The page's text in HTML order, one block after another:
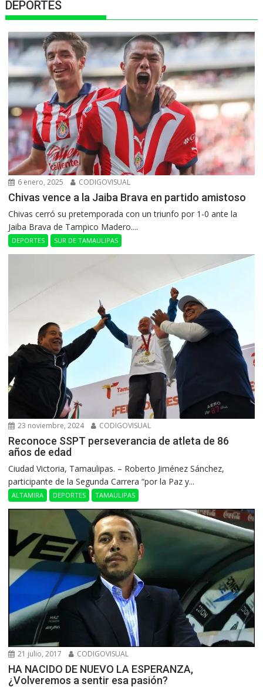
DEPORTES
6 enero, 2025 CODIGOVISUAL
Chivas vence a la Jaiba Brava en partido amistoso
Chivas cerró su pretemporada con un triunfo por 1-0 ante la
Jaiba Brava de Tampico Madero....
DEPORTES SUR DE TAMAULIPAS
23 noviembre, 2024 CODIGOVISUAL
Reconoce SSPT perseverancia de atleta de 86
años de edad
Ciudad Victoria, Tamaulipas. – Roberto Jiménez Sánchez,
participante de la Segunda Carrera “por la Paz y...
ALTAMIRA DEPORTES TAMAULIPAS
21 julio, 2017 CODIGOVISUAL
HA NACIDO DE NUEVO LA ESPERANZA,
¿Volveremos a sentir esa pasión?